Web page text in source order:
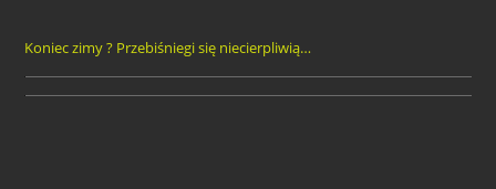
Koniec zimy ? Przebiśniegi się niecierpliwią…